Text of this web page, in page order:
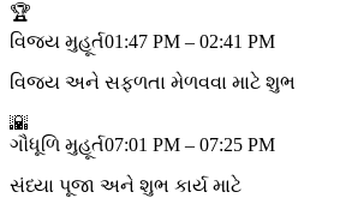
🏆
વિજય મુહૂર્ત01:47 PM – 02:41 PM
વિજય અને સફળતા મેળવવા માટે શુભ
🌇
ગૌધૂળિ મુહૂર્ત07:01 PM – 07:25 PM
સંધ્યા પૂજા અને શુભ કાર્ય માટે